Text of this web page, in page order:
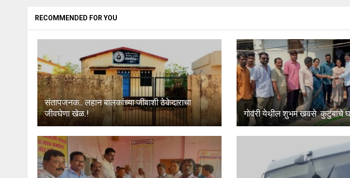
RECOMMENDED FOR YOU
संतापजनक.. लहान बालकांच्या जीवाशी ठेकेदाराचा
जीवघेणा खेळ.!
गोवरी येथील शुभम खवसे कुटुंबाचे